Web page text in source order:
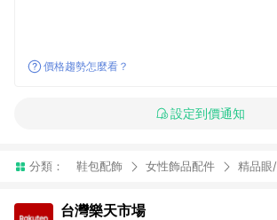
價格趨勢怎麼看？
設定到價通知
分類： 鞋包配飾 女性飾品配件 精品眼
台灣樂天市場